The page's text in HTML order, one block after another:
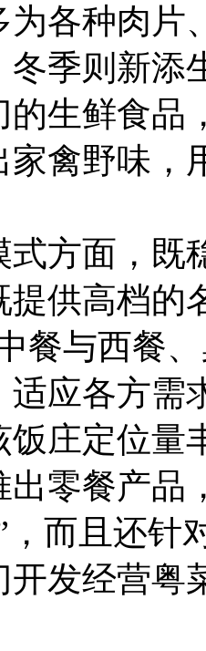
为各种肉片
冬季则新添
的生鲜食品
家禽野味，
式方面，既
提供高档的
餐与西餐
适应各方需
饭庄定位量
出零餐产品
，而且还针
开发经营粤